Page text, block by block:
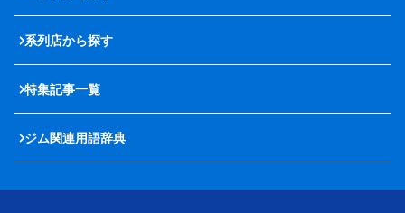
系列店から探す
特集記事一覧
ジム関連用語辞典